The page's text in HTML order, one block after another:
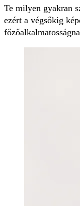
Te milyen gyakran
ezért a végsőkig